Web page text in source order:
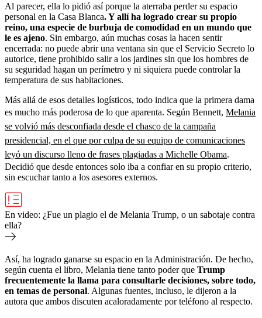
Al parecer, ella lo pidió así porque la aterraba perder su espacio
personal en la Casa Blanca. Y allí ha logrado crear su propio
reino, una especie de burbuja de comodidad en un mundo que
le es ajeno. Sin embargo, aún muchas cosas la hacen sentir
encerrada: no puede abrir una ventana sin que el Servicio Secreto lo
autorice, tiene prohibido salir a los jardines sin que los hombres de
su seguridad hagan un perímetro y ni siquiera puede controlar la
temperatura de sus habitaciones.
Más allá de esos detalles logísticos, todo indica que la primera dama
es mucho más poderosa de lo que aparenta. Según Bennett, Melania
se volvió más desconfiada desde el chasco de la campaña
presidencial, en el que por culpa de su equipo de comunicaciones
leyó un discurso lleno de frases plagiadas a Michelle Obama.
Decidió que desde entonces solo iba a confiar en su propio criterio,
sin escuchar tanto a los asesores externos.
En video: ¿Fue un plagio el de Melania Trump, o un sabotaje contra
ella?
Así, ha logrado ganarse su espacio en la Administración. De hecho,
según cuenta el libro, Melania tiene tanto poder que Trump
frecuentemente la llama para consultarle decisiones, sobre todo,
en temas de personal. Algunas fuentes, incluso, le dijeron a la
autora que ambos discuten acaloradamente por teléfono al respecto.